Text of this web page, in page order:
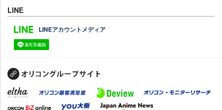
LINE
LINEアカウントメディア